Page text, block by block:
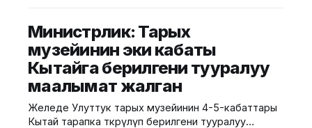
Министрлик: Тарых
музейинин эки кабаты
Кытайга берилгени тууралуу
маалымат жалган
Желеде Улуттук тарых музейинин 4-5-кабаттары
Кытай тарапка өткөрүлүп берилгени тууралуу